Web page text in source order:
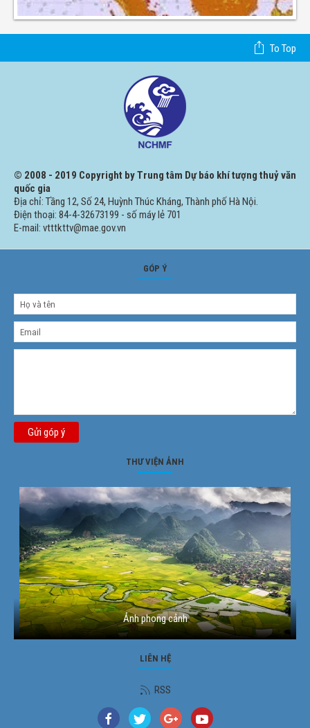
To Top
© 2008 - 2019 Copyright by Trung tâm Dự báo khí tượng thuỷ văn
quốc gia
Địa chỉ: Tầng 12, Số 24, Huỳnh Thúc Kháng, Thành phố Hà Nội.
Điện thoại: 84-4-32673199 - số máy lẻ 701
E-mail: vtttkttv@mae.gov.vn
GÓP Ý
Gửi góp ý
THƯ VIỆN ẢNH
Ảnh phong cảnh
LIÊN HỆ
RSS